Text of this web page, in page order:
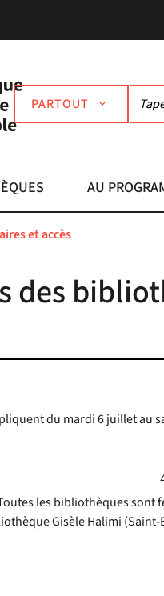
PARTOUT
AU
et accès
des
du mardi 6 juillet au
les bibliothèques sont
Gisèle Halimi